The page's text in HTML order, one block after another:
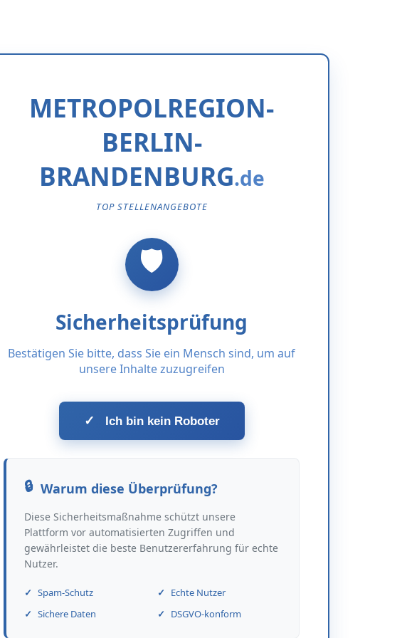
METROPOLREGION-
BERLIN-
BRANDENBURG
TOP STELLENANGEBOTE
Sicherheitsprüfung
Bestätigen Sie bitte, dass Sie ein Mensch sind, um auf
unsere Inhalte zuzugreifen
✓ Ich bin kein Roboter
Warum diese Überprüfung?
Diese Sicherheitsmaßnahme schützt unsere
Plattform vor automatisierten Zugriffen und
gewährleistet die beste Benutzererfahrung für echte
Nutzer.
Spam-Schutz
Echte Nutzer
Sichere Daten
DSGVO-konform